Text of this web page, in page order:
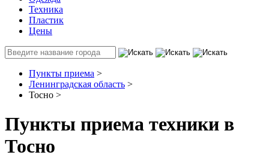
Техника
Пластик
Цены
Пункты приема >
Ленинградская область >
Тосно >
Пункты приема техники в
Тосно